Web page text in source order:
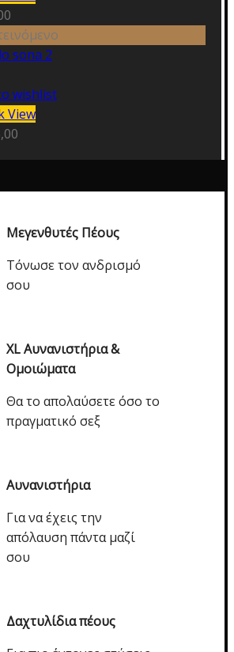
wishlist
View
Μεγενθυτές Πέους
Τόνωσε τον ανδρισμό
σου
XL Αυνανιστήρια &
Ομοιώματα
Θα το απολαύσετε όσο το
πραγματικό σεξ
Αυνανιστήρια
Για να έχεις την
απόλαυση πάντα μαζί
σου
Δαχτυλίδια πέους